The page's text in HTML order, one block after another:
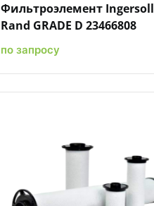
Фильтроэлемент Ingersoll
Rand GRADE D 23466808
по запросу